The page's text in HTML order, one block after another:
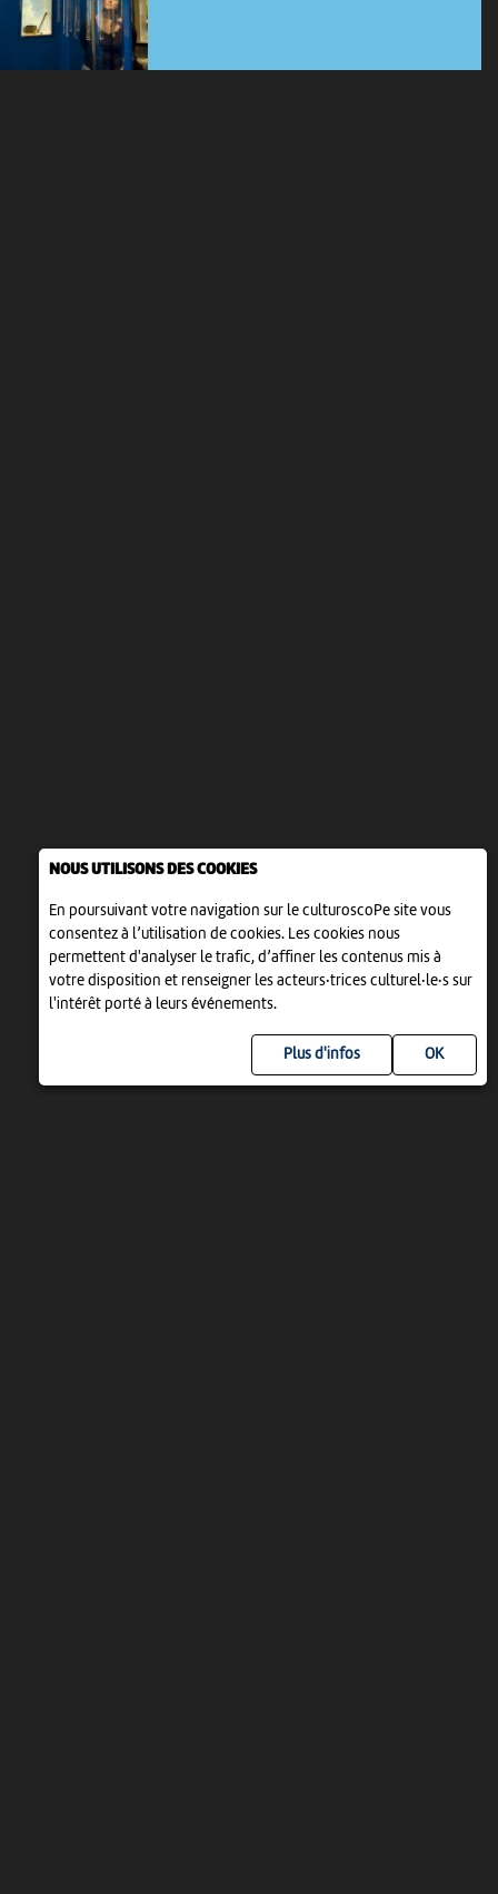
NOUS UTILISONS DES COOKIES
En poursuivant votre navigation sur le culturoscoPe site vous
consentez à l’utilisation de cookies. Les cookies nous
permettent d'analyser le trafic, d’affiner les contenus mis à
votre disposition et renseigner les acteurs·trices culturel·le·s sur
l'intérêt porté à leurs événements.
Plus d'infos